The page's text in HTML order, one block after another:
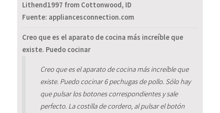
Lithend1997 from Cottonwood, ID
Fuente: appliancesconnection.com
Creo que es el aparato de cocina más increíble que
existe. Puedo cocinar
Creo que es el aparato de cocina más increíble que
existe. Puedo cocinar 6 pechugas de pollo. Sólo hay
que pulsar los botones correspondientes y sale
perfecto. La costilla de cordero, al pulsar el botón